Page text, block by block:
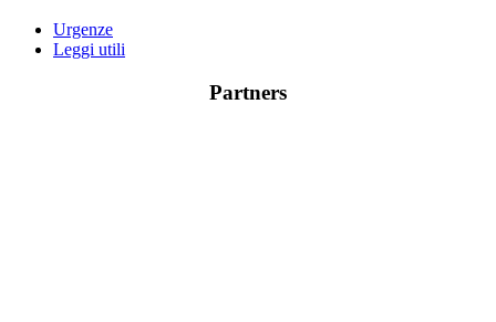
Urgenze
Leggi utili
Partners